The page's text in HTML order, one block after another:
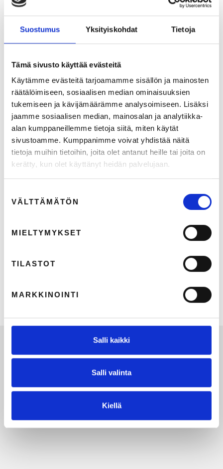
Suostumus Yksityiskohdat Tietoja
Tämä sivusto käyttää evästeitä
Käytämme evästeitä tarjoamamme sisällön ja mainosten
räätälöimiseen, sosiaalisen median ominaisuuksien
tukemiseen ja kävijämäärämme analysoimiseen. Lisäksi
jaamme sosiaalisen median, mainosalan ja analytiikka-
alan kumppaneillemme tietoja siitä, miten käytät
sivustoamme. Kumppanimme voivat yhdistää näitä
tietoja muihin tietoihin, joita olet antanut heille tai joita on
kerätty, kun olet käyttänyt heidän palvelujaan.
valinta
VÄLTTÄMÄTÖN
MIELTYMYKSET
TILASTOT
MARKKINOINTI
Salli kaikki
Salli valinta
Kiellä
kymmenellä irrallisella kuiskauksella? –
Videomarkkinoinnin selviytymisopas trendiviidakkoon
18.5.2026 2 min lukuaika